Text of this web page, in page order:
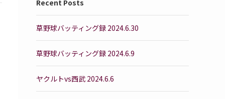
Recent Posts
草野球バッティング録 2024.6.30
草野球バッティング録 2024.6.9
ヤクルトvs西武 2024.6.6